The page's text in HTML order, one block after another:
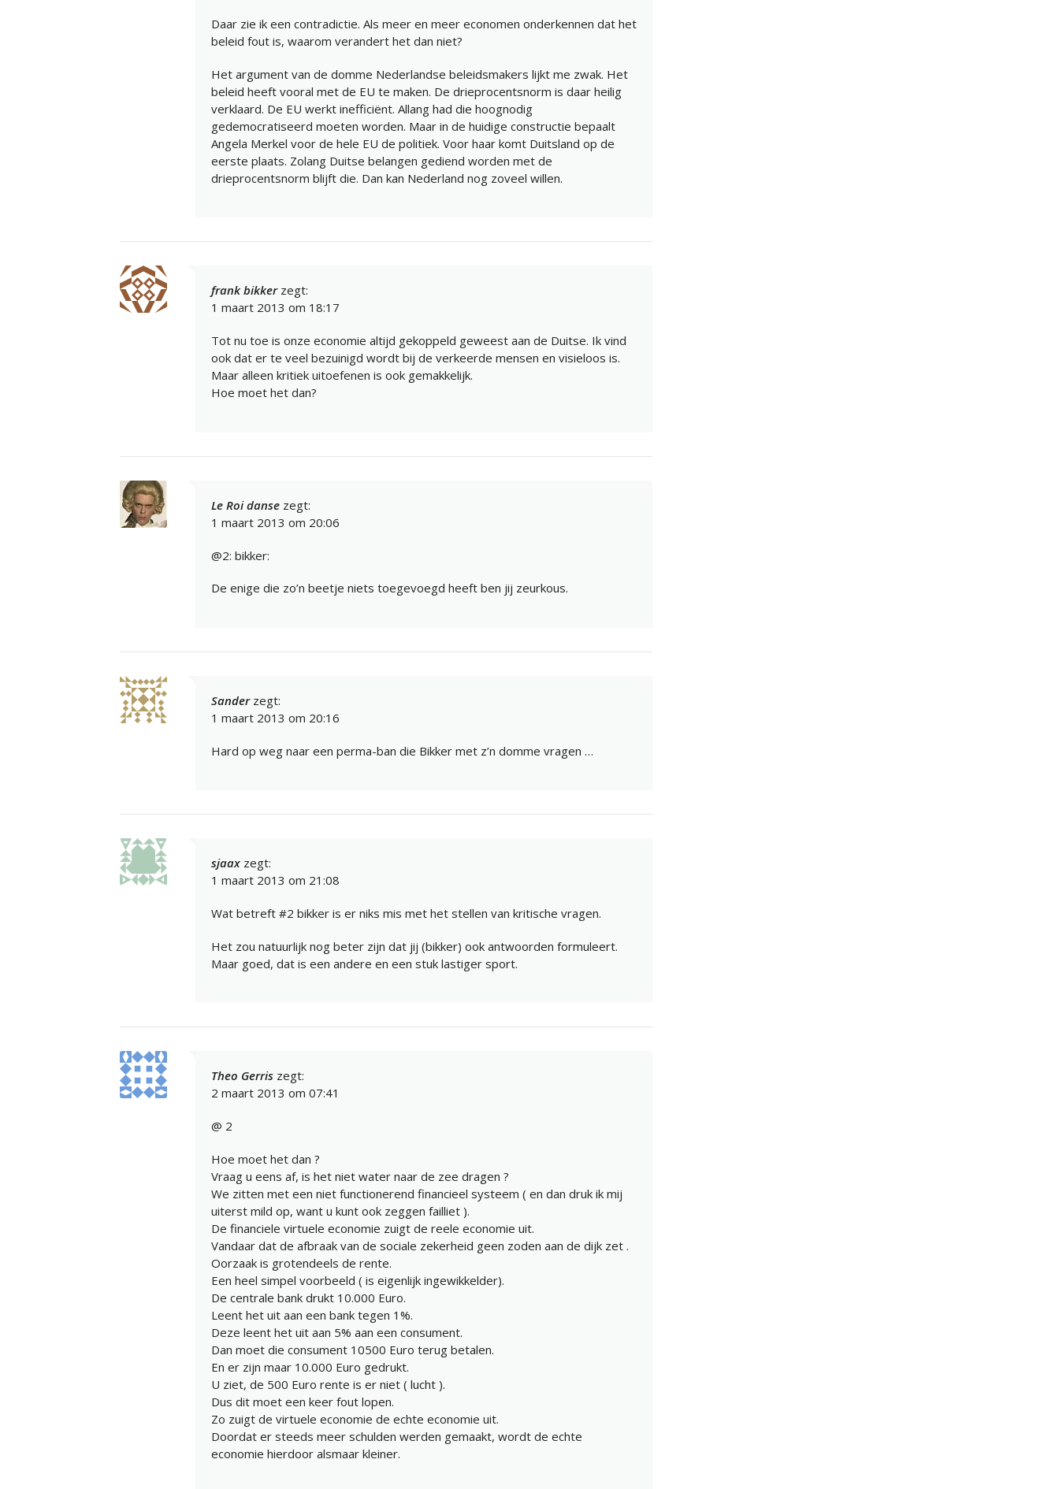
Daar zie ik een contradictie. Als meer en meer economen onderkennen dat het
beleid fout is, waarom verandert het dan niet?
Het argument van de domme Nederlandse beleidsmakers lijkt me zwak. Het
beleid heeft vooral met de EU te maken. De drieprocentsnorm is daar heilig
verklaard. De EU werkt inefficiënt. Allang had die hoognodig
gedemocratiseerd moeten worden. Maar in de huidige constructie bepaalt
Angela Merkel voor de hele EU de politiek. Voor haar komt Duitsland op de
eerste plaats. Zolang Duitse belangen gediend worden met de
drieprocentsnorm blijft die. Dan kan Nederland nog zoveel willen.
frank bikker zegt:
1 maart 2013 om 18:17
Tot nu toe is onze economie altijd gekoppeld geweest aan de Duitse. Ik vind
ook dat er te veel bezuinigd wordt bij de verkeerde mensen en visieloos is.
Maar alleen kritiek uitoefenen is ook gemakkelijk.
Hoe moet het dan?
Le Roi danse zegt:
1 maart 2013 om 20:06
@2: bikker:
De enige die zo’n beetje niets toegevoegd heeft ben jij zeurkous.
Sander zegt:
1 maart 2013 om 20:16
Hard op weg naar een perma-ban die Bikker met z’n domme vragen …
sjaax zegt:
1 maart 2013 om 21:08
Wat betreft #2 bikker is er niks mis met het stellen van kritische vragen.
Het zou natuurlijk nog beter zijn dat jij (bikker) ook antwoorden formuleert.
Maar goed, dat is een andere en een stuk lastiger sport.
Theo Gerris zegt:
2 maart 2013 om 07:41
@ 2
Hoe moet het dan ?
Vraag u eens af, is het niet water naar de zee dragen ?
We zitten met een niet functionerend financieel systeem ( en dan druk ik mij
uiterst mild op, want u kunt ook zeggen failliet ).
De financiele virtuele economie zuigt de reele economie uit.
Vandaar dat de afbraak van de sociale zekerheid geen zoden aan de dijk zet .
Oorzaak is grotendeels de rente.
Een heel simpel voorbeeld ( is eigenlijk ingewikkelder).
De centrale bank drukt 10.000 Euro.
Leent het uit aan een bank tegen 1%.
Deze leent het uit aan 5% aan een consument.
Dan moet die consument 10500 Euro terug betalen.
En er zijn maar 10.000 Euro gedrukt.
U ziet, de 500 Euro rente is er niet ( lucht ).
Dus dit moet een keer fout lopen.
Zo zuigt de virtuele economie de echte economie uit.
Doordat er steeds meer schulden werden gemaakt, wordt de echte
economie hierdoor alsmaar kleiner.